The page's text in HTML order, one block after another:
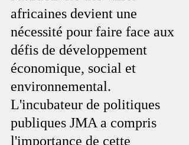
africaines devient une
nécessité pour faire face aux
défis de développement
économique, social et
environnemental.
L'incubateur de politiques
publiques JMA a compris
l'importance de cette